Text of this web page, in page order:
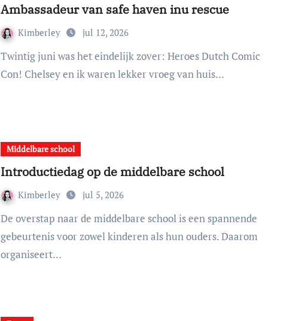
Ambassadeur van safe haven inu rescue
Kimberley jul 12, 2026
Twintig juni was het eindelijk zover: Heroes Dutch Comic
Con! Chelsey en ik waren lekker vroeg van huis…
Middelbare school
Introductiedag op de middelbare school
Kimberley jul 5, 2026
De overstap naar de middelbare school is een spannende
gebeurtenis voor zowel kinderen als hun ouders. Daarom
organiseert…